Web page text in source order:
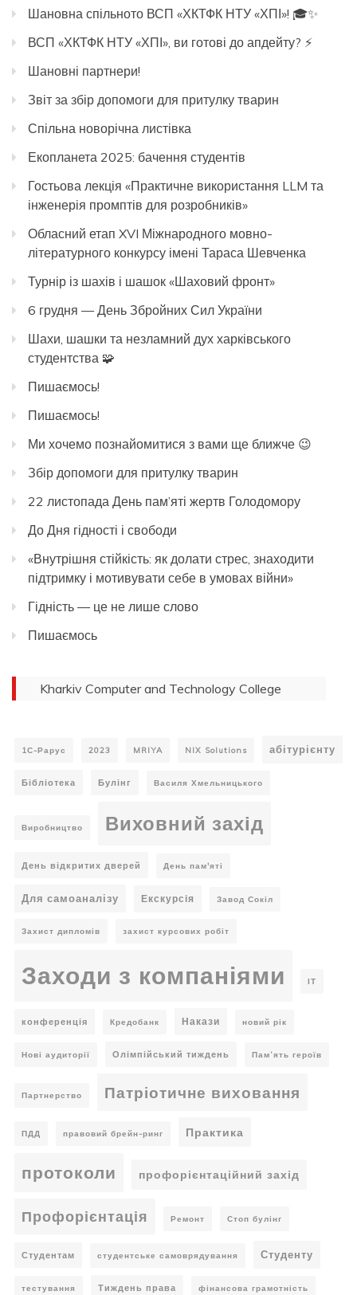
Шановна спільното ВСП «ХКТФК НТУ «ХПІ»! 🎓✨
ВСП «ХКТФК НТУ «ХПІ», ви готові до апдейту? ⚡️
Шановні партнери!
Звіт за збір допомоги для притулку тварин
Спільна новорічна листівка
Екопланета 2025: бачення студентів
Гостьова лекція «Практичне використання LLM та
інженерія промптів для розробників»
Обласний етап XVI Міжнародного мовно-
літературного конкурсу імені Тараса Шевченка
Турнір із шахів і шашок «Шаховий фронт»
6 грудня — День Збройних Сил України
Шахи, шашки та незламний дух харківського
студентства 🧩
Пишаємось!
Пишаємось!
Ми хочемо познайомитися з вами ще ближче 😉
Збір допомоги для притулку тварин
22 листопада День пам’яті жертв Голодомору
До Дня гідності і свободи
«Внутрішня стійкість: як долати стрес, знаходити
підтримку і мотивувати себе в умовах війни»
Гідність — це не лише слово
Пишаємось
Kharkiv Computer and Technology College
1С-Рарус 2023 MRIYA NIX Solutions абітурієнту
Бібліотека Булінг Василя Хмельницького
Виробництво Виховний захід
День відкритих дверей День пам'яті
Для самоаналізу Екскурсія Завод Сокіл
Захист дипломів захист курсових робіт
Заходи з компаніями ІТ
конференція Кредобанк Накази новий рік
Нові аудиторії Олімпійський тиждень Пам’ять героїв
Партнерство Патріотичне виховання
ПДД правовий брейн-ринг Практика
протоколи профорієнтаційний захід
Профорієнтація Ремонт Стоп булінг
Студентам студентське самоврядування Студенту
тестування Тиждень права фінансова грамотність